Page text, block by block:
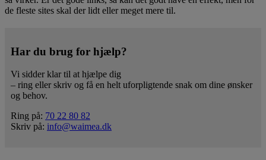
de fleste sites skal der lidt eller meget mere til.
Har du brug for hjælp?
Vi sidder klar til at hjælpe dig
– ring eller skriv og få en helt uforpligtende snak om dine ønsker
og behov.
Ring på: 70 22 80 82
Skriv på: info@waimea.dk